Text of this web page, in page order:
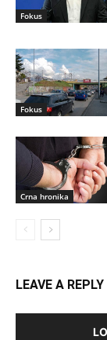
Fokus
Fokus
Crna hronika
LEAVE A REPLY